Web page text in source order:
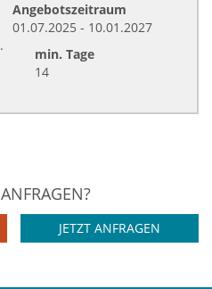
Angebotszeitraum
01.07.2025 - 10.01.2027
min. Tage
14
JETZT ANFRAGEN